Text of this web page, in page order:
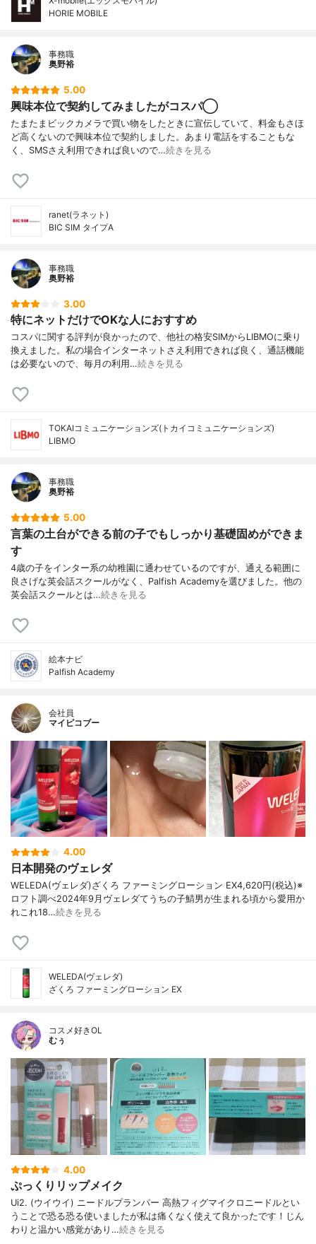
HORIE MOBILE
事務職
奥野裕
5.00
興味本位で契約してみましたがコスパ◯
たまたまビックカメラで買い物をしたときに宣伝していて、料金もさほ
ど高くないので興味本位で契約しました。あまり電話をすることもな
く、SMSさえ利用できれば良いので…続きを見る
ranet(ラネット)
BIC SIM タイプA
事務職
奥野裕
3.00
特にネットだけでOKな人におすすめ
コスパに関する評判が良かったので、他社の格安SIMからLIBMOに乗り
換えました。私の場合インターネットさえ利用できれば良く、通話機能
は必要ないので、毎月の利用…続きを見る
TOKAIコミュニケーションズ(トカイコミュニケーションズ)
LIBMO
事務職
奥野裕
5.00
言葉の土台ができる前の子でもしっかり基礎固めができま
す
4歳の子をインター系の幼稚園に通わせているのですが、通える範囲に
良さげな英会話スクールがなく、Palfish Academyを選びました。他の
英会話スクールとは…続きを見る
絵本ナビ
Palfish Academy
会社員
マイピコブー
4.00
日本開発のヴェレダ
WELEDA(ヴェレダ)ざくろ ファーミングローション EX4,620円(税込)※
ロフト調べ2024年9月ヴェレダてうちの子鯖男が生まれる頃から愛用か
れこれ18…続きを見る
WELEDA(ヴェレダ)
ざくろ ファーミングローション EX
コスメ好きOL
むぅ
4.00
ぷっくりリップメイク
Ui2. (ウイウイ) ニードルプランパー 高熱フィグマイクロニードルとい
うことで恐る恐る使いましたが私は痛くなく使えて良かったです！じん
わりと温かい感覚があり…続きを見る